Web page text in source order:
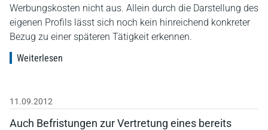
Werbungskosten nicht aus. Allein durch die Darstellung des
eigenen Profils lässt sich noch kein hinreichend konkreter
Bezug zu einer späteren Tätigkeit erkennen.
Weiterlesen
11.09.2012
Auch Befristungen zur Vertretung eines bereits